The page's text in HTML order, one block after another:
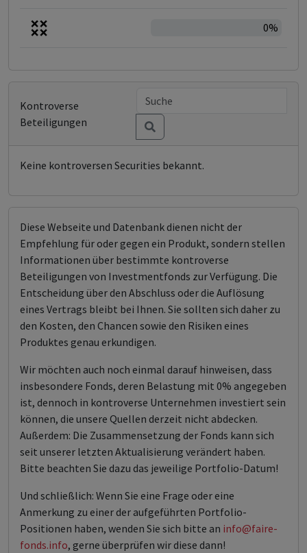
0%
Kontroverse
Beteiligungen
Keine kontroversen Securities bekannt.
Diese Webseite und Datenbank dienen nicht der
Empfehlung für oder gegen ein Produkt, sondern stellen
Informationen über bestimmte kontroverse
Beteiligungen von Investmentfonds zur Verfügung. Die
Entscheidung über den Abschluss oder die Auflösung
eines Vertrags bleibt bei Ihnen. Sie sollten sich daher zu
den Kosten, den Chancen sowie den Risiken eines
Produktes genau erkundigen.
Wir möchten auch noch einmal darauf hinweisen, dass
insbesondere Fonds, deren Belastung mit 0% angegeben
ist, dennoch in kontroverse Unternehmen investiert sein
können, die unsere Quellen derzeit nicht abdecken.
Außerdem: Die Zusammensetzung der Fonds kann sich
seit unserer letzten Aktualisierung verändert haben.
Bitte beachten Sie dazu das jeweilige Portfolio-Datum!
Und schließlich: Wenn Sie eine Frage oder eine
Anmerkung zu einer der aufgeführten Portfolio-
Positionen haben, wenden Sie sich bitte an info@faire-
fonds.info, gerne überprüfen wir diese dann!